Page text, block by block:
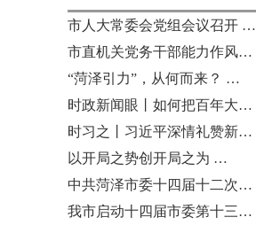
市人大常委会党组会议召开 …
市直机关党务干部能力作风…
“菏泽引力”，从何而来？ …
时政新闻眼丨如何把百年大…
时习之丨习近平深情礼赞新…
以开局之势创开局之为 …
中共菏泽市委十四届十二次…
我市启动十四届市委第十三…